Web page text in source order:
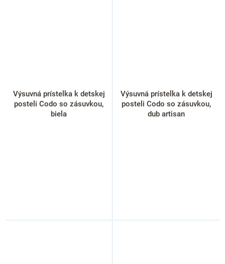
Výsuvná prístelka k detskej
posteli Codo so zásuvkou,
biela
Výsuvná prístelka k detskej
posteli Codo so zásuvkou,
dub artisan